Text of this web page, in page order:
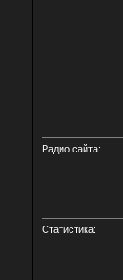
Радио сайта:
Статистика: